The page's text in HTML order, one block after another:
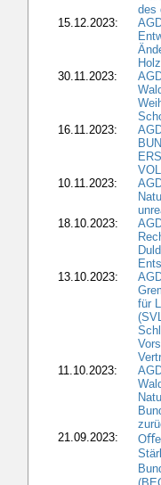
des
15.12.2023:
30.11.2023:
16.11.2023:
10.11.2023:
18.10.2023:
13.10.2023:
für
11.10.2023:
21.09.2023: